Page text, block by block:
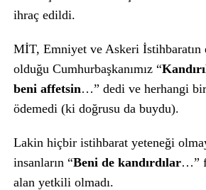
ihraç edildi.
MİT, Emniyet ve Askeri İstihbaratın
olduğu Cumhurbaşkanımız “
beni affetsin…” dedi ve herhangi
ödemedi (ki doğrusu da buydu).
Lakin hiçbir istihbarat yeteneği
insanların “Beni de kandırdılar…”
alan yetkili olmadı.